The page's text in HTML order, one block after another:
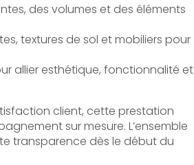
des volumes et des éléments
textures de sol et mobiliers pour
allier esthétique, fonctionnalité et
client, cette prestation
sur mesure. L’ensemble
transparence dès le début du